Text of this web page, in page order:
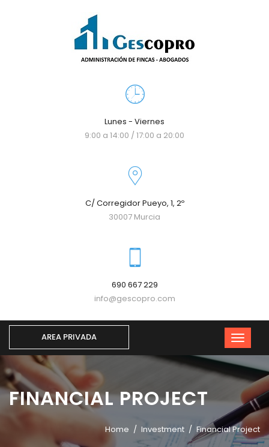
Lunes - Viernes
9:00 a 14:00 / 17:00 a 20:00
C/ Corregidor Pueyo, 1, 2º
30007 Murcia
690 667 229
info@gescopro.com
AREA PRIVADA
FINANCIAL PROJECT
Home Investment Financial Project